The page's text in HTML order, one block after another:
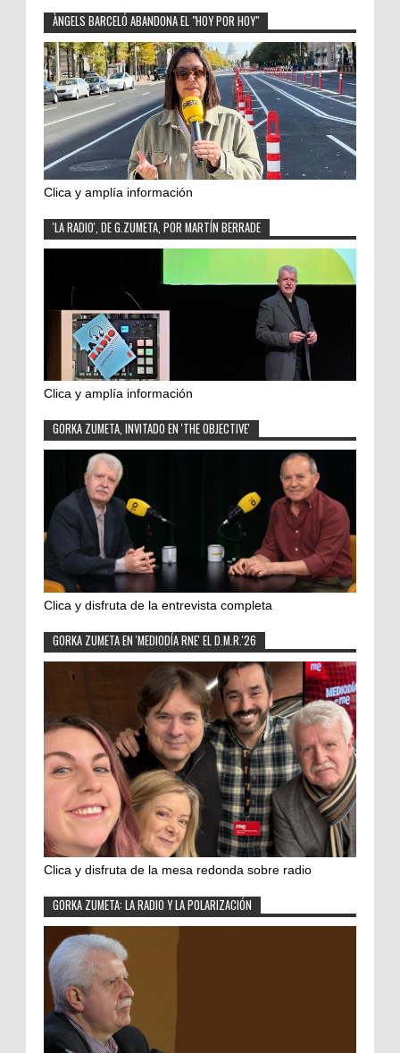
ÀNGELS BARCELÓ ABANDONA EL "HOY POR HOY"
Clica y amplía información
'LA RADIO', DE G.ZUMETA, POR MARTÍN BERRADE
Clica y amplía información
GORKA ZUMETA, INVITADO EN 'THE OBJECTIVE'
Clica y disfruta de la entrevista completa
GORKA ZUMETA EN 'MEDIODÍA RNE' EL D.M.R.'26
Clica y disfruta de la mesa redonda sobre radio
GORKA ZUMETA: LA RADIO Y LA POLARIZACIÓN